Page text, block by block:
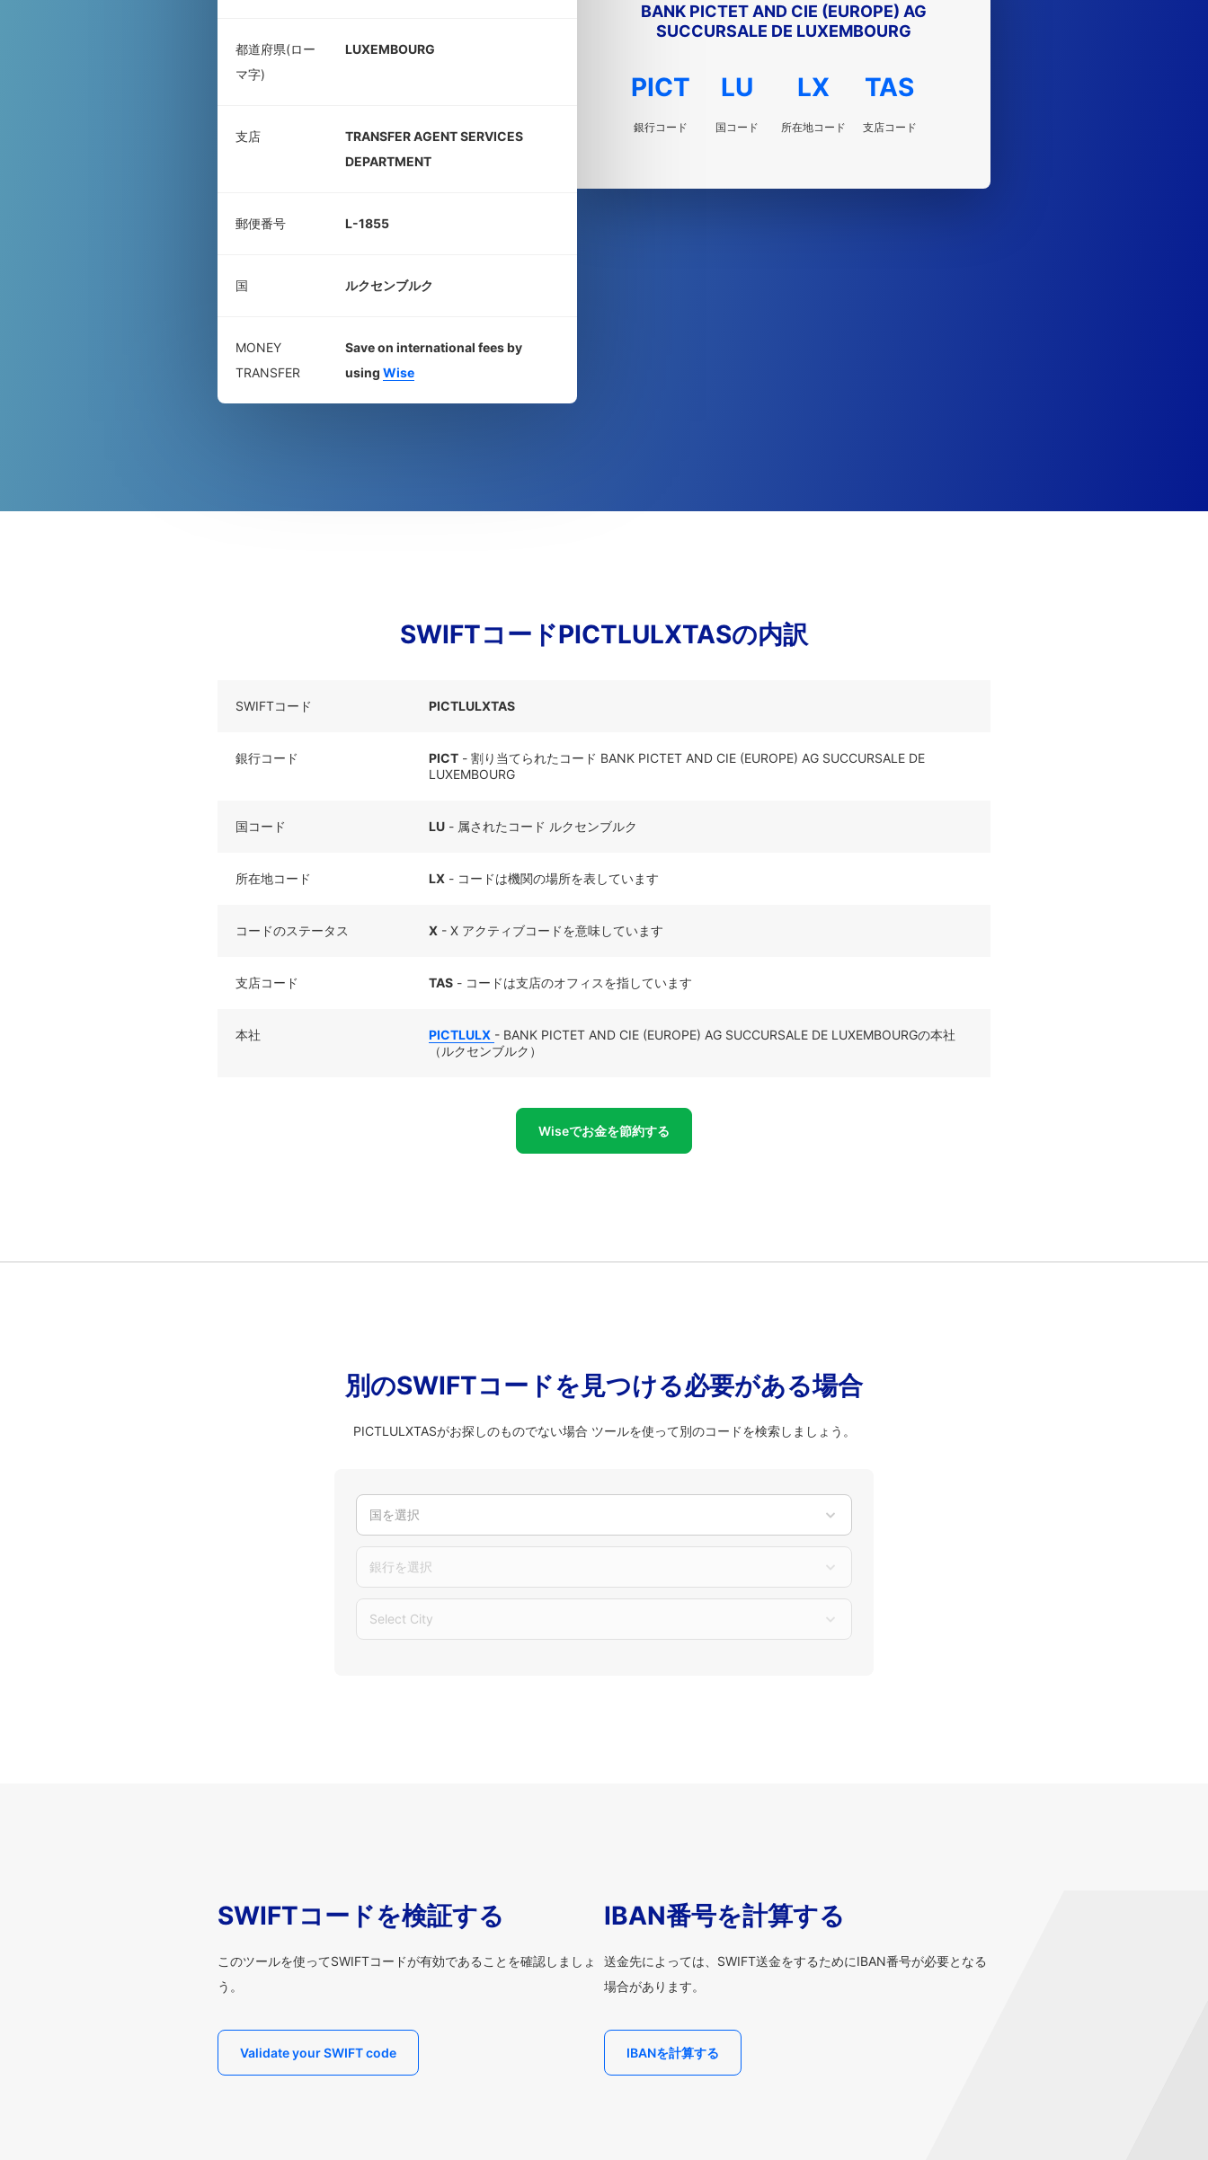
都道府県(ロー
マ字)
LUXEMBOURG
支店
TRANSFER AGENT SERVICES
DEPARTMENT
郵便番号 L-1855
国 ルクセンブルク
MONEY
TRANSFER
Save on international fees by
using Wise
BANK PICTET AND CIE (EUROPE) AG
SUCCURSALE DE LUXEMBOURG
PICT
銀行コード
LU
国コード
LX
所在地コード
TAS
支店コード
SWIFTコードPICTLULXTASの内訳
SWIFTコード PICTLULXTAS
銀行コード PICT - 割り当てられたコード BANK PICTET AND CIE (EUROPE) AG SUCCURSALE DE
LUXEMBOURG
国コード LU - 属されたコード ルクセンブルク
所在地コード LX - コードは機関の場所を表しています
コードのステータス X - X アクティブコードを意味しています
支店コード TAS - コードは支店のオフィスを指しています
本社 PICTLULX - BANK PICTET AND CIE (EUROPE) AG SUCCURSALE DE LUXEMBOURGの本社
（ルクセンブルク）
Wiseでお金を節約する
別のSWIFTコードを見つける必要がある場合
PICTLULXTASがお探しのものでない場合 ツールを使って別のコードを検索しましょう。
国を選択
銀行を選択
Select City
SWIFTコードを検証する
このツールを使ってSWIFTコードが有効であることを確認しましょ
う。
Validate your SWIFT code
IBAN番号を計算する
送金先によっては、SWIFT送金をするためにIBAN番号が必要となる
場合があります。
IBANを計算する